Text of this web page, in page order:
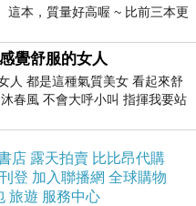
治療之神」狄安克特
2CH）
日本網友在日本論壇
同的「遊戲王」卡
，質量好高喔 ~ 比前三本更
覺舒服的女人
人 都是這種氣質美女 看起來舒
春風 不會大呼小叫 指揮我要站
？
店 露天拍賣 比比昂代購
登 加入聯播網 全球購物
旅遊 服務中心